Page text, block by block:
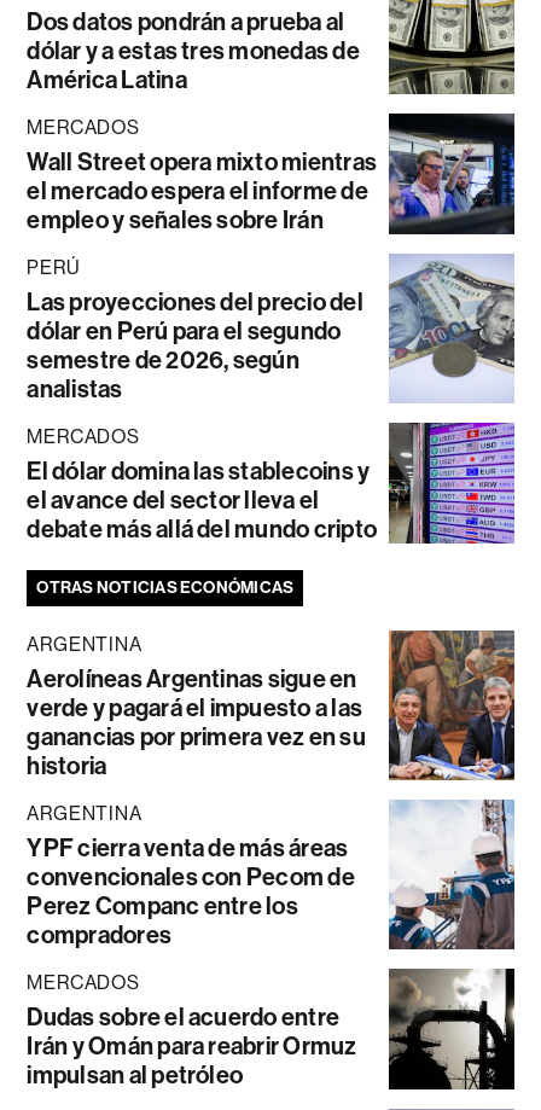
Dos datos pondrán a prueba al
dólar y a estas tres monedas de
América Latina
MERCADOS
Wall Street opera mixto mientras
el mercado espera el informe de
empleo y señales sobre Irán
PERÚ
Las proyecciones del precio del
dólar en Perú para el segundo
semestre de 2026, según
analistas
MERCADOS
El dólar domina las stablecoins y
el avance del sector lleva el
debate más allá del mundo cripto
OTRAS NOTICIAS ECONÓMICAS
ARGENTINA
Aerolíneas Argentinas sigue en
verde y pagará el impuesto a las
ganancias por primera vez en su
historia
ARGENTINA
YPF cierra venta de más áreas
convencionales con Pecom de
Perez Companc entre los
compradores
MERCADOS
Dudas sobre el acuerdo entre
Irán y Omán para reabrir Ormuz
impulsan al petróleo